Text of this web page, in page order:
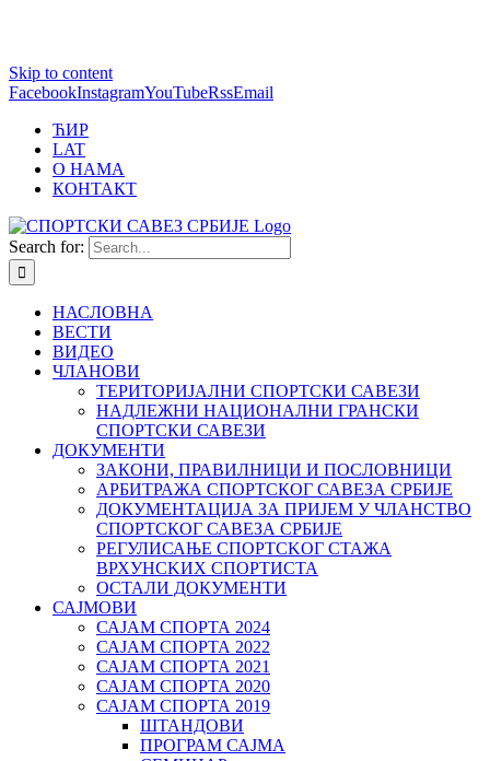
Skip to content
FacebookInstagramYouTubeRssEmail
ЋИР
LAT
О НАМА
КОНТАКТ
Search for:
НАСЛОВНА
ВЕСТИ
ВИДЕО
ЧЛАНОВИ
ТЕРИТОРИЈАЛНИ СПОРТСКИ САВЕЗИ
НАДЛЕЖНИ НАЦИОНАЛНИ ГРАНСКИ
СПОРТСКИ САВЕЗИ
ДОКУМЕНТИ
ЗАКОНИ, ПРАВИЛНИЦИ И ПОСЛОВНИЦИ
АРБИТРАЖА СПОРТСКОГ САВЕЗА СРБИЈЕ
ДОКУМЕНТАЦИЈА ЗА ПРИЈЕМ У ЧЛАНСТВО
СПОРТСКОГ САВЕЗА СРБИЈЕ
РЕГУЛИСАЊЕ СПОРТСKОГ СТАЖА
ВРХУНСKИХ СПОРТИСТА
ОСТАЛИ ДОКУМЕНТИ
САЈМОВИ
САЈАМ СПОРТА 2024
САЈАМ СПОРТА 2022
САЈАМ СПОРТА 2021
САЈАМ СПОРТА 2020
САЈАМ СПОРТА 2019
ШТАНДОВИ
ПРОГРАМ САЈМА